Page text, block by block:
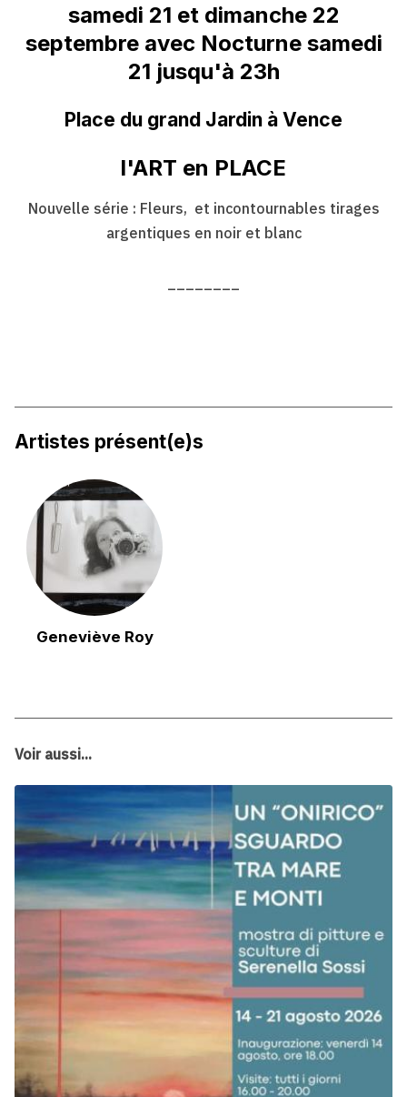
samedi 21 et dimanche 22
septembre avec Nocturne samedi
21 jusqu'à 23h
Place du grand Jardin à Vence
l'ART en PLACE
Nouvelle série : Fleurs, et incontournables tirages
argentiques en noir et blanc
Artistes présent(e)s
Geneviève Roy
Voir aussi...